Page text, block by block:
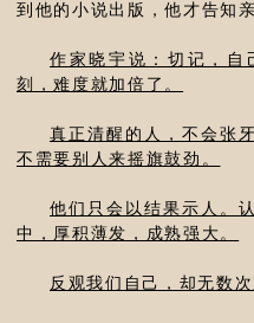
到他的小说出版，他才告知
作家晓宇说：切记，自
刻，难度就加倍了。
真正清醒的人，不会张
不需要别人来摇旗鼓劲。
他们只会以结果示人。
中，厚积薄发，成熟强大。
反观我们自己，却无数次